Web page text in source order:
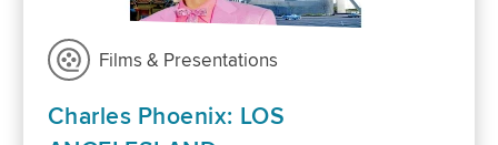
Films & Presentations
Charles Phoenix: LOS